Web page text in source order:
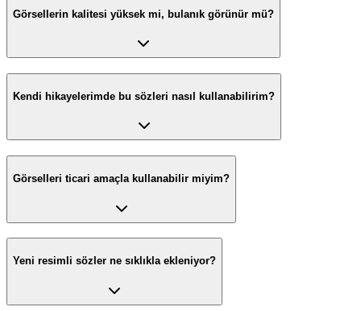
Görsellerin kalitesi yüksek mi, bulanık görünür mü?
Kendi hikayelerimde bu sözleri nasıl kullanabilirim?
Görselleri ticari amaçla kullanabilir miyim?
Yeni resimli sözler ne sıklıkla ekleniyor?